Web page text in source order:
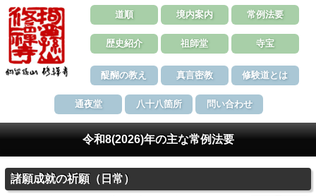
道順 境内案内 常例法要
歴史紹介 祖師堂 寺宝
醍醐の教え 真言密教 修験道とは
通夜堂 八十八箇所 問い合わせ
令和8(2026)年の主な常例法要
諸願成就の祈願（日常）